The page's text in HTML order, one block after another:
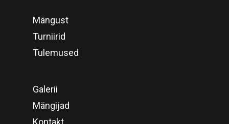
Mängust
Turniirid
Tulemused
Galerii
Mängijad
Kontakt